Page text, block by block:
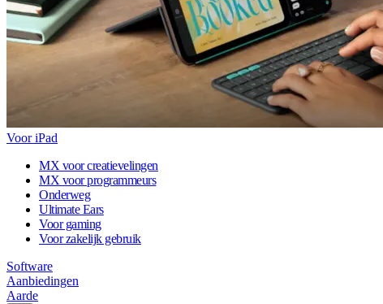
Voor iPad
MX voor creatievelingen
MX voor programmeurs
Onderweg
Ultimate Ears
Voor gaming
Voor zakelijk gebruik
Software
Aanbiedingen
Aarde